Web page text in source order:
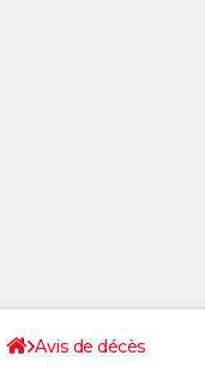
Avis de décès